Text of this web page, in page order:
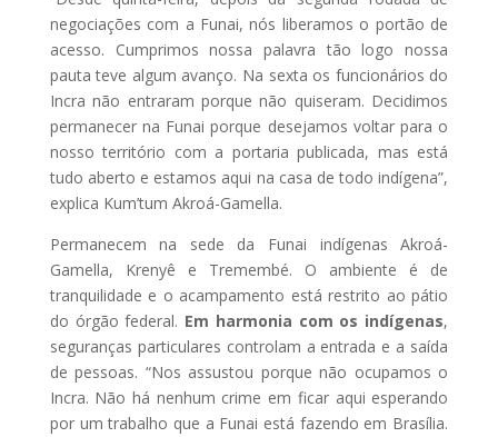
negociações com a Funai, nós liberamos o portão de
acesso. Cumprimos nossa palavra tão logo nossa
pauta teve algum avanço. Na sexta os funcionários do
Incra não entraram porque não quiseram. Decidimos
permanecer na Funai porque desejamos voltar para o
nosso território com a portaria publicada, mas está
tudo aberto e estamos aqui na casa de todo indígena”,
explica Kum’tum Akroá-Gamella.
Permanecem na sede da Funai indígenas Akroá-
Gamella, Krenyê e Tremembé. O ambiente é de
tranquilidade e o acampamento está restrito ao pátio
do órgão federal. Em harmonia com os indígenas,
seguranças particulares controlam a entrada e a saída
de pessoas. “Nos assustou porque não ocupamos o
Incra. Não há nenhum crime em ficar aqui esperando
por um trabalho que a Funai está fazendo em Brasília.